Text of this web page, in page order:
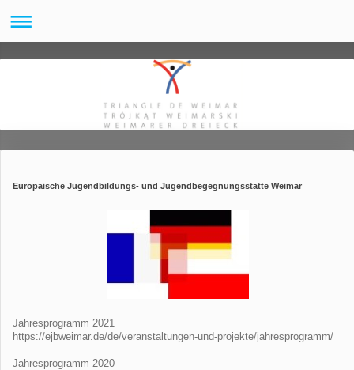
Europäische Jugendbildungs- und Jugendbegegnungsstätte Weimar
Jahresprogramm 2021
https://ejbweimar.de/de/veranstaltungen-und-projekte/jahresprogramm/
Jahresprogramm 2020